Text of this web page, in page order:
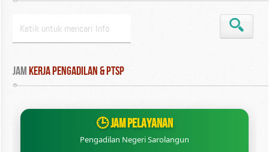
Jam Kerja Pengadilan & PTSP
🕒 JAM PELAYANAN
Pengadilan Negeri Sarolangun